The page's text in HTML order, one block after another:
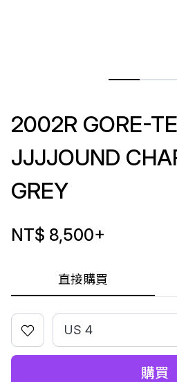
直接購買
2002R GORE-
JJJJOUND
GREY
NT$ 8,500+
US 4
購買